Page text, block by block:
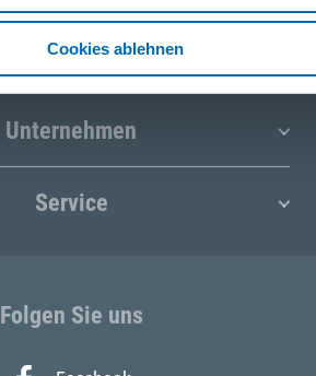
Cookies ablehnen
Unternehmen
Service
Folgen Sie uns